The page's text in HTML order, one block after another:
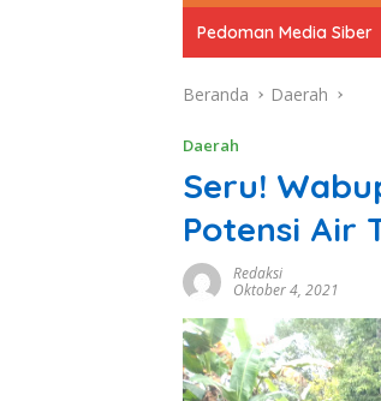
Pedoman Media Siber
Beranda Daerah
Daerah
Seru!
Potensi Air
Redaksi
Oktober 4, 2021